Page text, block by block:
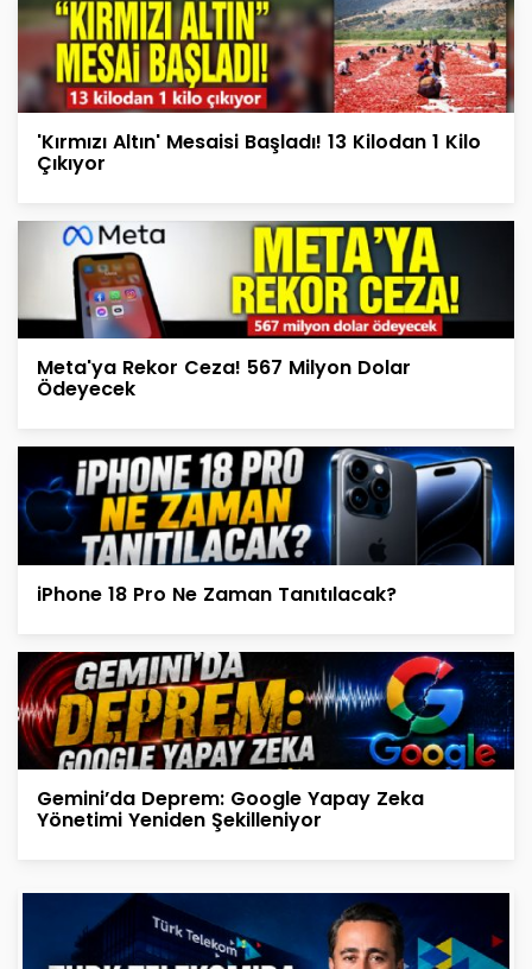
'Kırmızı Altın' Mesaisi Başladı! 13 Kilodan 1 Kilo
Çıkıyor
Meta'ya Rekor Ceza! 567 Milyon Dolar
Ödeyecek
iPhone 18 Pro Ne Zaman Tanıtılacak?
Gemini’da Deprem: Google Yapay Zeka
Yönetimi Yeniden Şekilleniyor